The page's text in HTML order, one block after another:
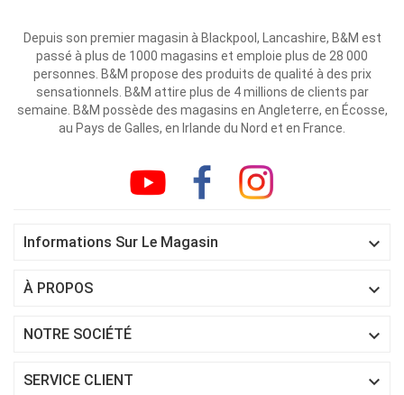
Depuis son premier magasin à Blackpool, Lancashire, B&M est
passé à plus de 1000 magasins et emploie plus de 28 000
personnes. B&M propose des produits de qualité à des prix
sensationnels. B&M attire plus de 4 millions de clients par
semaine. B&M possède des magasins en Angleterre, en Écosse,
au Pays de Galles, en Irlande du Nord et en France.
Informations Sur Le Magasin 
À PROPOS 
NOTRE SOCIÉTÉ 
SERVICE CLIENT 